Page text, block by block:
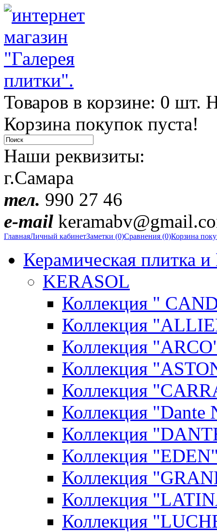
Товаров в корзине: 0 шт.
Корзина покупок пуста!
Наши реквизиты:
г.Самара
тел. 990 27 46
e-mail
ГлавнаяЛичный кабинетЗаметки (0)Сравнения (0)Корзина
Керамическая плитка
KERASOL
Коллекция "
Коллекция
Коллекция
Коллекция
Коллекция
Коллекция "Dante
Коллекция
Коллекция
Коллекция
Коллекция
Коллекция